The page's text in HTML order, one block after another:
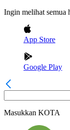
Ingin melihat
App Store
Google Play
Masukkan KOTA